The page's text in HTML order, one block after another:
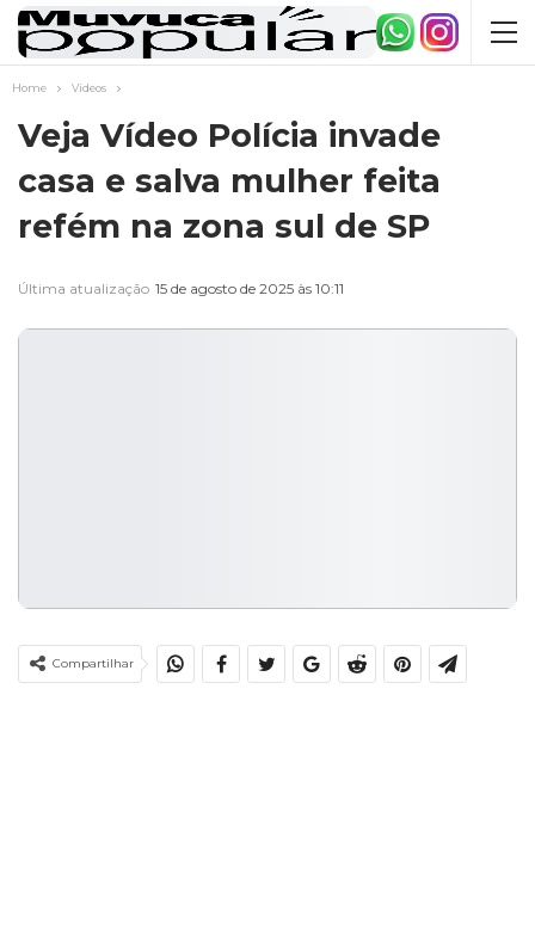
Home Videos
Veja Vídeo Polícia invade
casa e salva mulher feita
refém na zona sul de SP
Última atualização 15 de agosto de 2025 às 10:11
Compartilhar